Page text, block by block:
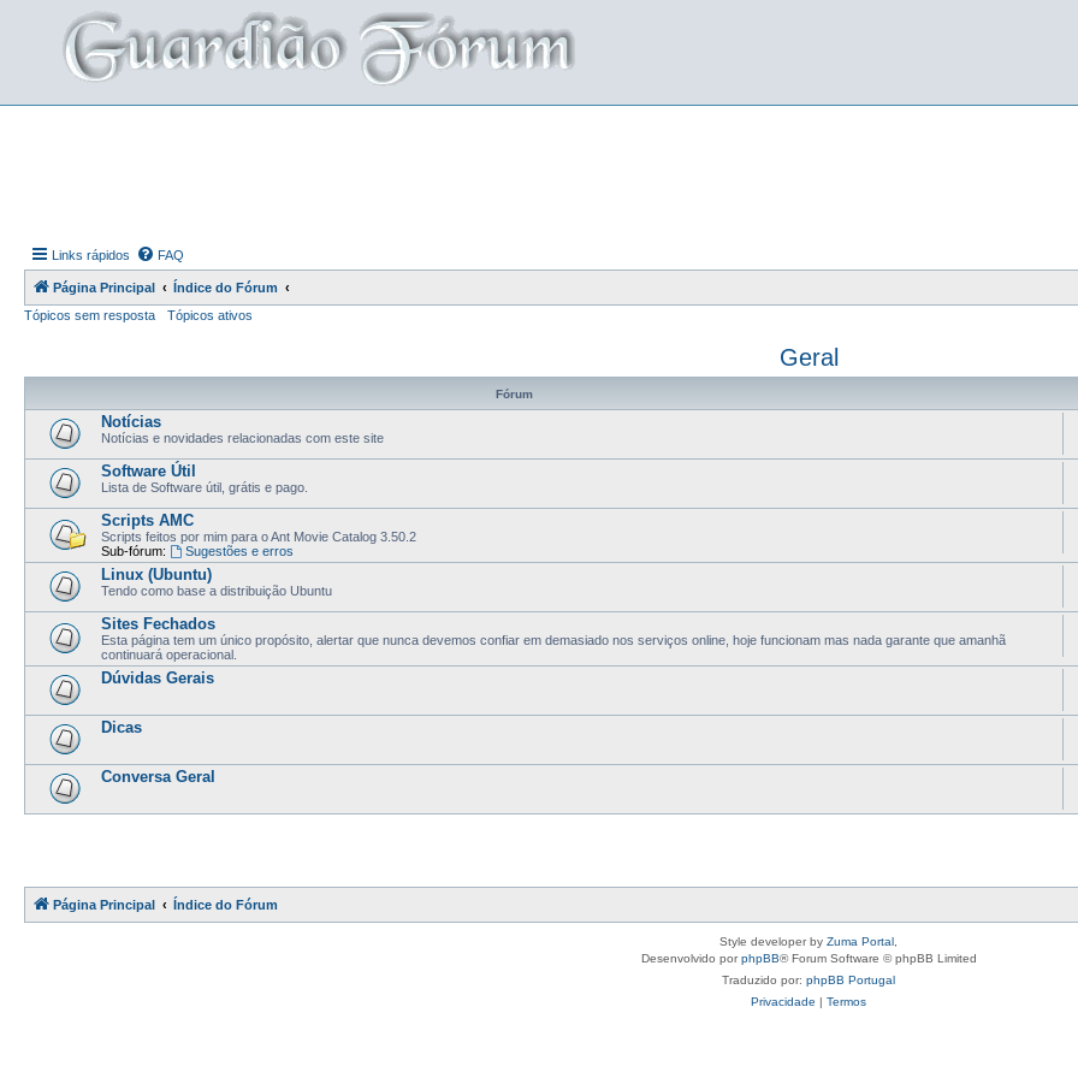
Links rápidos FAQ
Página Principal
Índice do Fórum
Tópicos sem resposta
Tópicos ativos
Geral
Fórum
Notícias
Notícias e novidades relacionadas com este site
Software Útil
Lista de Software útil, grátis e pago.
Scripts AMC
Scripts feitos por mim para o Ant Movie Catalog 3.50.2
Sub-fórum:
Sugestões e erros
Linux (Ubuntu)
Tendo como base a distribuição Ubuntu
Sites Fechados
Esta página tem um único propósito, alertar que nunca devemos confiar em demasiado nos serviços online, hoje funcionam mas nada garante que amanhã
continuará operacional.
Dúvidas Gerais
Dicas
Conversa Geral
Página Principal Índice do Fórum
Style developer by Zuma Portal
Desenvolvido porphpBB® Forum Software © phpBB Limited
Traduzido por: phpBB Portugal
Privacidade | Termos